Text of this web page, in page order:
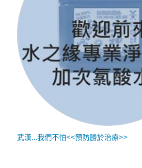
武漢...我們不怕<<預防勝於治療>>